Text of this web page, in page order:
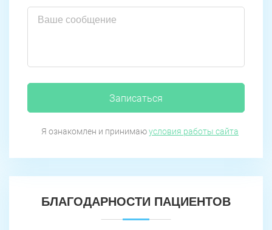
Записаться
Я ознакомлен и принимаюусловия работы сайта
БЛАГОДАРНОСТИ ПАЦИЕНТОВ